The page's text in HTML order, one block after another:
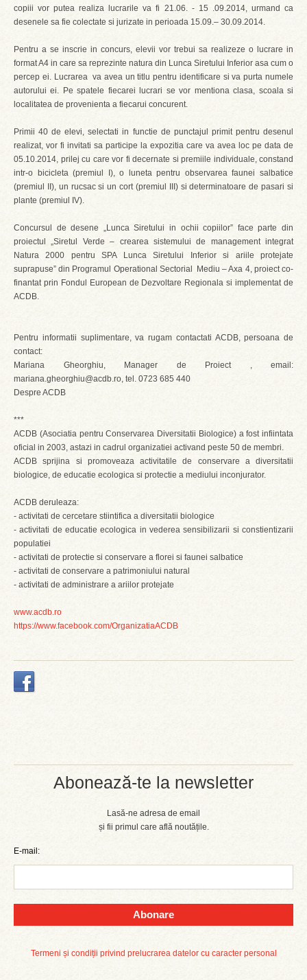
Abonează-te la newsletter
Lasă-ne adresa de email
și fii primul care află noutățile.
E-mail:
Abonare
Termeni și condiții privind prelucrarea datelor cu caracter personal
copiii vor putea realiza lucrarile va fi 21.06. - 15 .09.2014, urmand ca
desenele sa fie colectate si jurizate in perioada 15.09.– 30.09.2014.
Pentru a se inscrie in concurs, elevii vor trebui sa realizeze o lucrare in
format A4 in care sa reprezinte natura din Lunca Siretului Inferior asa cum o
percep ei. Lucrarea va avea un titlu pentru identificare si va purta numele
autorului ei. Pe spatele fiecarei lucrari se vor mentiona clasa, scoala si
localitatea de provenienta a fiecarui concurent.
Primii 40 de elevi, selectati in functie de punctajul primit pentru desenul
realizat, vor fi invitati sa participe la expozitia care va avea loc pe data de
05.10.2014, prilej cu care vor fi decernate si premiile individuale, constand
intr-o bicicleta (premiul I), o luneta pentru observarea faunei salbatice
(premiul II), un rucsac si un cort (premiul III) si determinatoare de pasari si
plante (premiul IV).
Concursul de desene „Lunca Siretului in ochii copiilor” face parte din
proiectul „Siretul Verde – crearea sistemului de management integrat
Natura 2000 pentru SPA Lunca Siretului Inferior si ariile protejate
suprapuse” din Programul Operational Sectorial Mediu – Axa 4, proiect co-
finantat prin Fondul European de Dezvoltare Regionala si implementat de
ACDB.
Pentru informatii suplimentare, va rugam contactati ACDB, persoana de
contact:
Mariana Gheorghiu, Manager de Proiect , email:
mariana.gheorghiu@acdb.ro, tel. 0723 685 440
Despre ACDB
***
ACDB (Asociatia pentru Conservarea Diversitatii Biologice) a fost infiintata
oficial in 2003, astazi in cadrul organizatiei activand peste 50 de membri.
ACDB sprijina si promoveaza activitatile de conservare a diversitatii
biologice, de educatie ecologica si protectie a mediului inconjurator.
ACDB deruleaza:
- activitati de cercetare stiintifica a diversitatii biologice
- activitati de educatie ecologica in vederea sensibilizarii si constientizarii
populatiei
- activitati de protectie si conservare a florei si faunei salbatice
- activitati de conservare a patrimoniului natural
- activitati de administrare a ariilor protejate
www.acdb.ro
https://www.facebook.com/OrganizatiaACDB